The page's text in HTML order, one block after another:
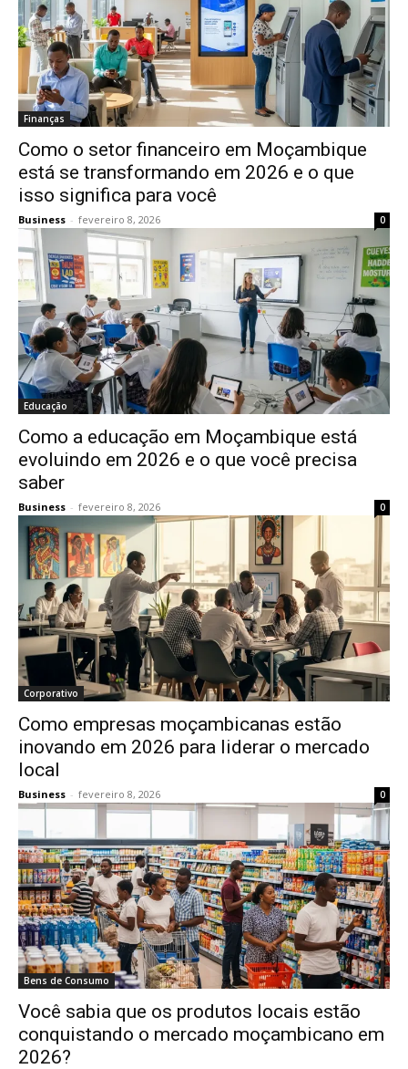
Finanças
Como o setor financeiro em Moçambique
está se transformando em 2026 e o que
isso significa para você
Business - fevereiro 8, 2026 0
Educação
Como a educação em Moçambique está
evoluindo em 2026 e o que você precisa
saber
Business - fevereiro 8, 2026 0
Corporativo
Como empresas moçambicanas estão
inovando em 2026 para liderar o mercado
local
Business - fevereiro 8, 2026 0
Bens de Consumo
Você sabia que os produtos locais estão
conquistando o mercado moçambicano em
2026?